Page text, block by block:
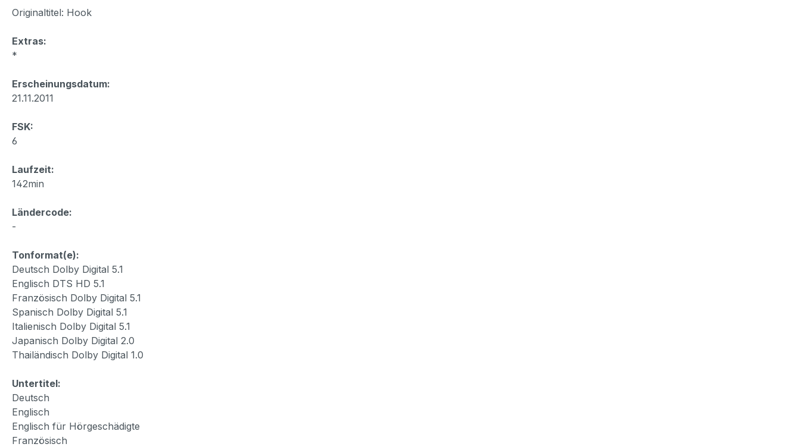
Originaltitel: Hook
Extras:
*
Erscheinungsdatum:
21.11.2011
FSK:
6
Laufzeit:
142min
Ländercode:
-
Tonformat(e):
Deutsch Dolby Digital 5.1
Englisch DTS HD 5.1
Französisch Dolby Digital 5.1
Spanisch Dolby Digital 5.1
Italienisch Dolby Digital 5.1
Japanisch Dolby Digital 2.0
Thailändisch Dolby Digital 1.0
Untertitel:
Deutsch
Englisch
Englisch für Hörgeschädigte
Französisch